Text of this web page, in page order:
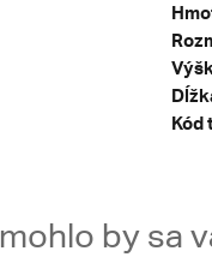
Kód
mohlo by sa